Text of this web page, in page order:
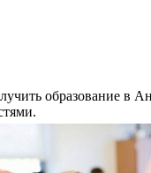
образование